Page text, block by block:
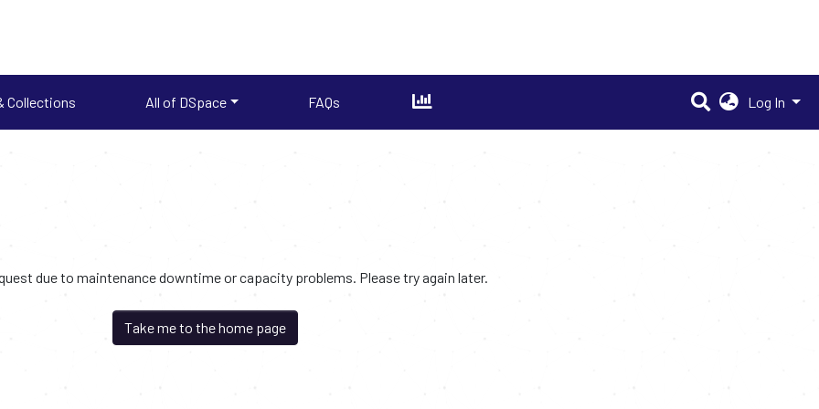
Collections All of DSpace FAQs Log In
due to maintenance downtime or capacity problems. Please try again later.
Take me to the home page